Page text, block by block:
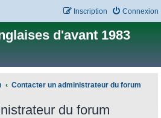
Connexion
Inscription
d'avant 1983
Contacter un administrateur du forum
du forum